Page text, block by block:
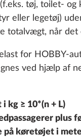
47 Liter
Tilføj
tøj, toilet- og
eller legetøj)
totalvægt, når det
for HOBBY-
ved hjælp af
kg ≥ 10*(n + L)
plus
på køretøjet i